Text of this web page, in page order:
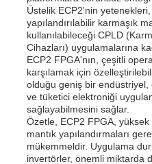
Üstelik ECP2'nin
yapılandırılabilir karmaşık
kullanılabileceği CPLD
Cihazları) uygulamalarına
ECP2 FPGA'nın, çeşitli
karşılamak için
olduğu geniş bir
ve tüketici elektroniği
sağlayabilmesini sağlar.
Özetle, ECP2 FPGA, yüksek
mantık yapılandırmaları
mükemmeldir. Uygulama
invertörler, önemli miktarda